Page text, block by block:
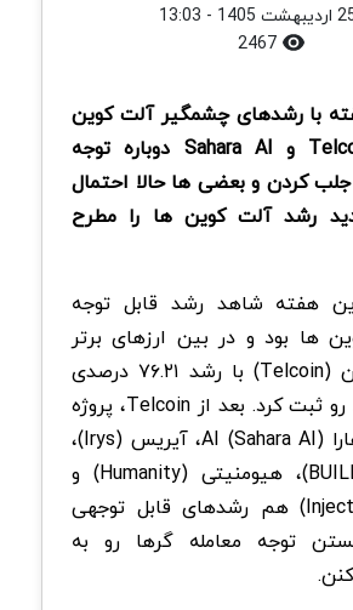
با رشدهای چشمگیر آلت کوین
هایی مثل Telcoin و Sahara AI دوباره توجه
جلب کردن و بعضی ها حالا احتمال
رشد آلت کوین ها را مطرح
این هفته شاهد رشد قابل توجه
ها بود و در بین ارزهای برتر
هفته، تل کوین (Telcoin) با رشد ۷۶.۲۱ درصدی
بهترین عملکرد رو ثبت کرد. بعد از Telcoin، پروژه
هایی مثل ساهارا AI (Sahara AI)، آیریس (Irys)،
بیلد آن (BUILDon)، هیومنیتی (Humanity) و
اینجکتیو (Injective) هم رشدهای قابل توجهی
توجه معامله گرها رو به